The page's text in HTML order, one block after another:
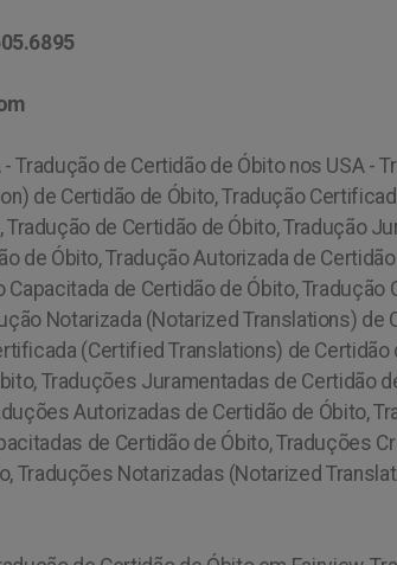
Tradução de Certidão de Óbito nos USA -
de Certidão de Óbito, Tradução
de Certidão de Óbito, Tradução
de Óbito, Tradução Autorizada de
de Certidão de Óbito, Tradução
Notarizada (Notarized Translations) de
(Certified Translations) de Certidão
Traduções Juramentadas de Certidão
Autorizadas de Certidão de Óbito,
de Certidão de Óbito, Traduções
Traduções Notarizadas (Notarized